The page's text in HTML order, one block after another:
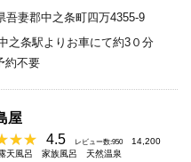
吾妻郡中之条町四万4355-9
之条駅よりお車にて約3０分
不要
屋
4.5 レビュー数:950
14,200
天風呂 家族風呂 天然温泉